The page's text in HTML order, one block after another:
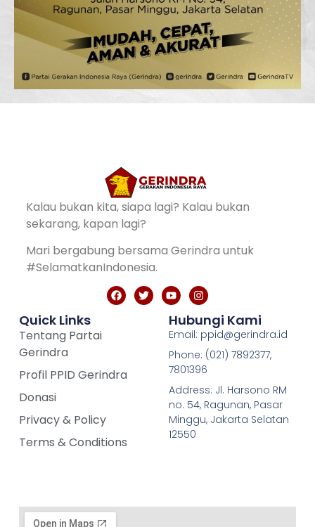
Kalau bukan kita, siapa lagi? Kalau bukan
sekarang, kapan lagi?
Mari bergabung bersama Gerindra untuk
#SelamatkanIndonesia.
Quick Links
Tentang Partai
Gerindra
Profil PPID Gerindra
Donasi
Privacy & Policy
Terms & Conditions
Hubungi Kami
Email: ppid@gerindra.id
Phone: (021) 7892377,
7801396
Address: Jl. Harsono RM
no. 54, Ragunan, Pasar
Minggu, Jakarta Selatan
12550